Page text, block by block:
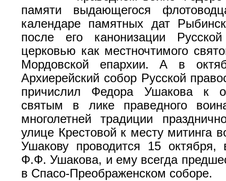
памяти выдающегося
календаре памятных дат
после его канонизации Русской
церковью как местночтимого
Мордовской епархии. А в
Архиерейский собор Русской
причислил Федора Ушакова к
святым в лике праведного
многолетней традиции
улице Крестовой к месту митинга
Ушакову проводится 15
Ф.Ф. Ушакова, и ему всегда
в Спасо-Преображенском соборе.